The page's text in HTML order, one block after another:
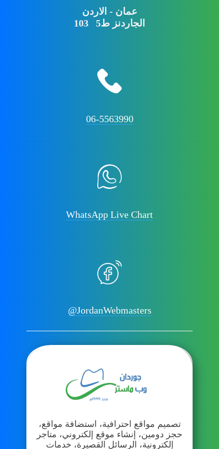
عمان - الاردن
103 الجاردنز ط5
06-5563990
WhatsApp Live Chart
@JordanWebmasters
تصميم مواقع احترافية، استضافة مواقع،
حجز دومين، إنشاء موقع إلكتروني، متاجر
إلكترونية، الرسائل القصيرة، خدمات